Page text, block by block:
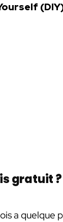
gratuit
a quelque